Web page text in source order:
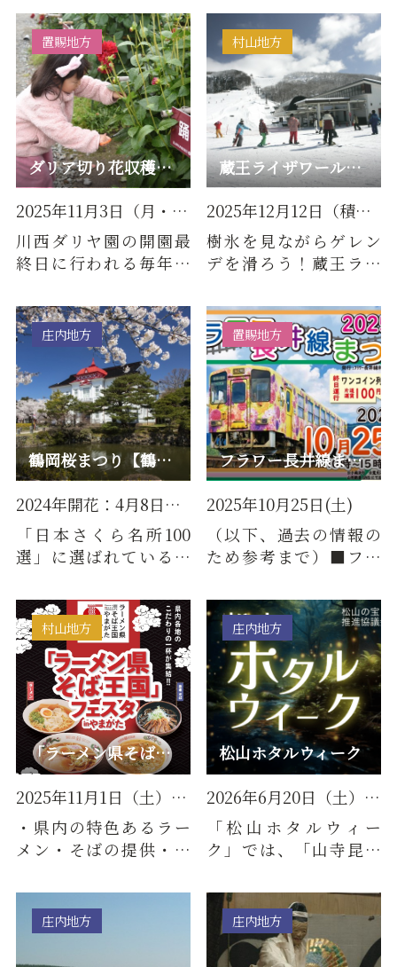
９月第１土曜日に開催
される子…
ダリア切り花収穫デー【2025年は11月3日(月・祝)に開催】
置賜地方
2025年11月3日（月・祝）
川西ダリヤ園の開園最
終日に行われる毎年恒
くお好きなダリアを収
穫して…
蔵王ライザワールドスキー場開き
村山地方
2025年12月12日（積雪不足によ…
樹氷を見ながらゲレン
デを滑ろう！蔵王ライ
ンもオープンします。※
積雪不…
鶴岡桜まつり【鶴岡公園】
庄内地方
2024年開花：4月8日（月）
「日本さくら名所100
選」に選ばれている鶴
最も早くお花見スポッ
トのひと…
フラワー長井線まつり
置賜地方
2025年10月25日(土)
（以下、過去の情報の
ため参考まで）■フラ
日時2025年10月25日
（土）10時…
「ラーメン県そば王国」フェスタinやまがた
村山地方
2025年11月1日（土）（大盛況…
・県内の特色あるラー
メン・そばの提供・販
等の提供・販売・ラー
メン・そ…
松山ホタルウィーク
庄内地方
2026年6月20日（土）～2026年6…
「松山ホタルウィー
ク」では、「山寺昆虫
のもと、幻想的なホタ
ルをご鑑賞…
庄内地方 庄内地方